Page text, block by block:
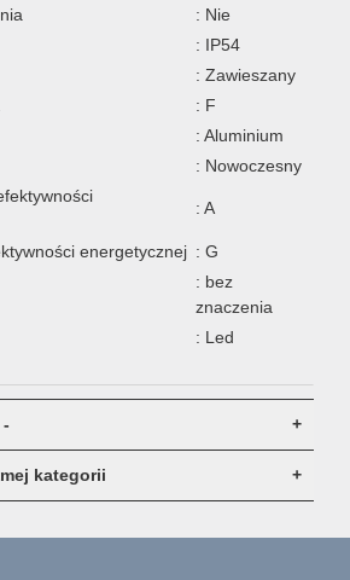
: Nie
: IP54
: Zawieszany
: F
: Aluminium
: Nowoczesny
: A
energetycznej : G
: bez
znaczenia
: Led
kategorii